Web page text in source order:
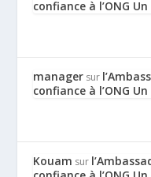
confiance à l’ONG
manager sur
confiance à l’ONG
Kouam sur